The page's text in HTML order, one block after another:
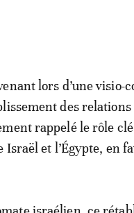
lors d’une visio-
des relations
rappelé le rôle
Israël et l’Égypte, en